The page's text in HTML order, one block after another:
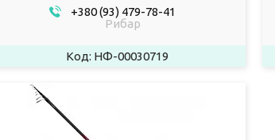
+380 (93) 479-78-41
Рибар
НФ-00030719